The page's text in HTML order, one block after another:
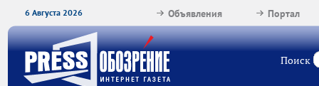
6 Августа 2026 Портал
Объявления
Поиск